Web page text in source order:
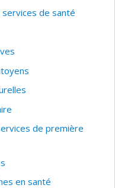
de santé
de première
en santé